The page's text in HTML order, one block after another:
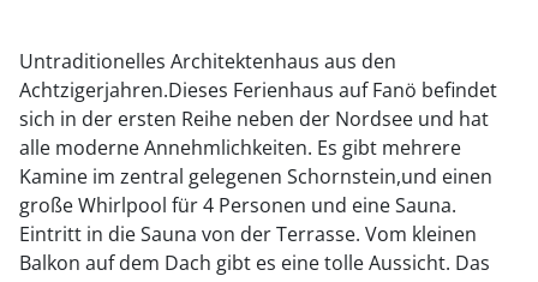
Untraditionelles Architektenhaus aus den
Achtzigerjahren.Dieses Ferienhaus auf Fanö befindet
sich in der ersten Reihe neben der Nordsee und hat
alle moderne Annehmlichkeiten. Es gibt mehrere
Kamine im zentral gelegenen Schornstein,und einen
große Whirlpool für 4 Personen und eine Sauna.
Eintritt in die Sauna von der Terrasse. Vom kleinen
Balkon auf dem Dach gibt es eine tolle Aussicht. Das